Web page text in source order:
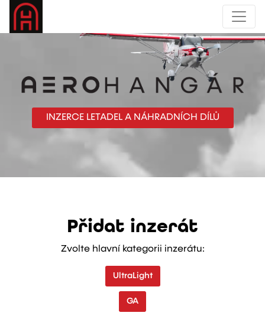
INZERCE LETADEL A NÁHRADNÍCH DÍLŮ
Přidat inzerát
Zvolte hlavní kategorii inzerátu:
UltraLight
GA